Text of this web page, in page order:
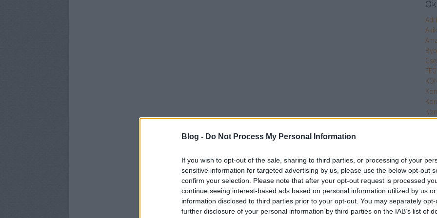
Blog - Do Not Process My Personal Information
If you wish to opt-out of the sale, sharing to third parties, or processing of your
sensitive information for targeted advertising by us, please use the below opt-out
confirm your selection. Please note that after your opt-out request is processed
continue seeing interest-based ads based on personal information utilized by us
information disclosed to third parties prior to your opt-out. You may separately
further disclosure of your personal information by third parties on the IAB’s list of